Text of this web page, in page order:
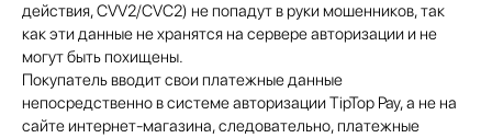
действия, CVV2/CVC2) не попадут в руки мошенников, так
как эти данные не хранятся на сервере авторизации и не
могут быть похищены.
Покупатель вводит свои платежные данные
непосредственно в системе авторизации TipTop Pay, а не на
сайте интернет-магазина, следовательно, платежные